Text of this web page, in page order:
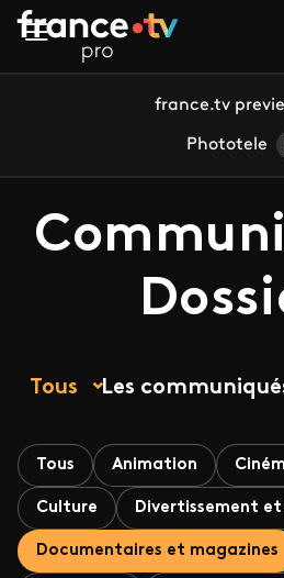
Aller au contenu principal
france.tv
Phototele
Tous Les
Tous Animation
Culture Divertissement et
Documentaires et magazines